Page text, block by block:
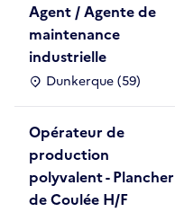
Agent / Agente de
maintenance
industrielle
Dunkerque (59)
Opérateur de
production
polyvalent - Plancher
de Coulée H/F